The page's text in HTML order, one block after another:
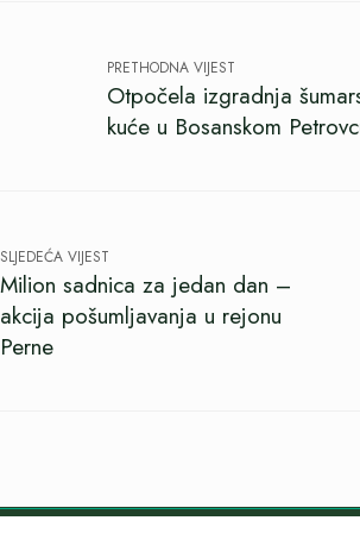
PRETHODNA VIJEST
Otpočela izgradnja
kuće u Bosanskom
SLJEDEĆA VIJEST
Milion sadnica za jedan dan –
akcija pošumljavanja u rejonu
Perne